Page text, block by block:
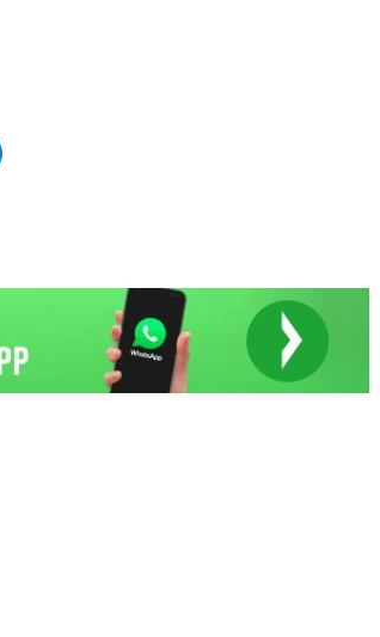
se otorgarán de manera online
medidas, pero aún sin un paro en el